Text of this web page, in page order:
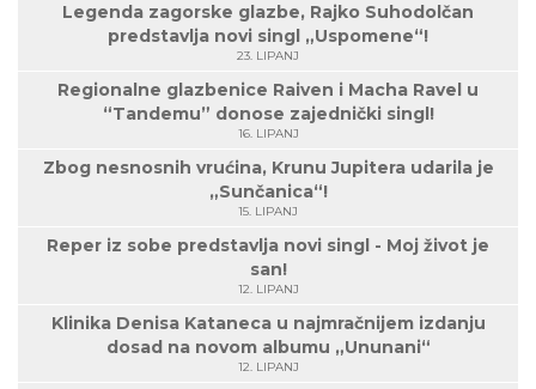
Legenda zagorske glazbe, Rajko Suhodolčan
predstavlja novi singl „Uspomene“!
23. LIPANJ
Regionalne glazbenice Raiven i Macha Ravel u
“Tandemu” donose zajednički singl!
16. LIPANJ
Zbog nesnosnih vrućina, Krunu Jupitera udarila je
„Sunčanica“!
15. LIPANJ
Reper iz sobe predstavlja novi singl - Moj život je
san!
12. LIPANJ
Klinika Denisa Kataneca u najmračnijem izdanju
dosad na novom albumu „Ununani“
12. LIPANJ